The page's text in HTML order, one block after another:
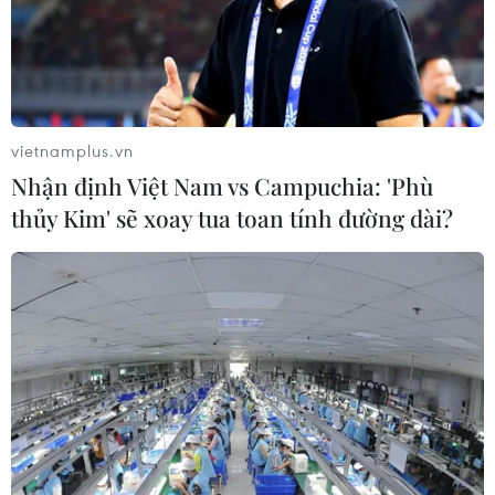
03/08/2026 00:35
Vệ tinh Nga mở rộng vùng phủ sóng
02/08/2026 23:28
Xem thêm
CƠ QUAN CHỦ QUẢN: THÔNG TẤN XÃ VIỆT NAM
Tổng Biên tập: TRẦN TIẾN DUẨN
vietnamplus.vn
Nhận định Việt Nam vs Campuchia: 'Phù
thủy Kim' sẽ xoay tua toan tính đường dài?